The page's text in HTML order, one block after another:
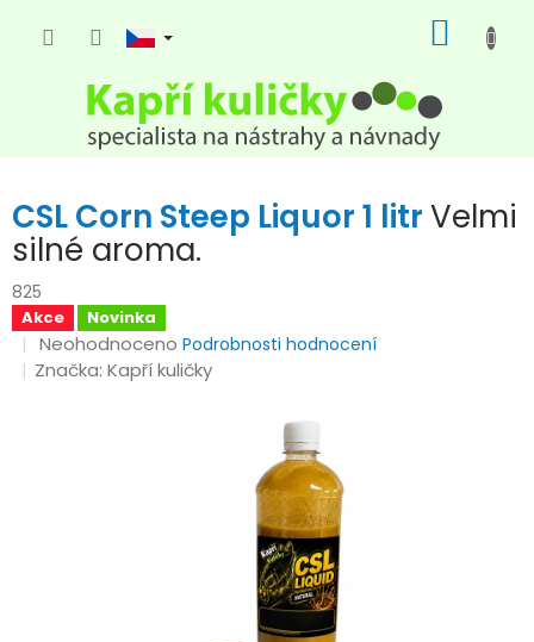
KOŠÍK
CSL Corn Steep Liquor 1 litrVelmi
silné aroma.
825
Akce Novinka
Průměrné
hodnocení
Neohodnoceno Podrobnosti hodnocení
Značka:Kapří kuličky